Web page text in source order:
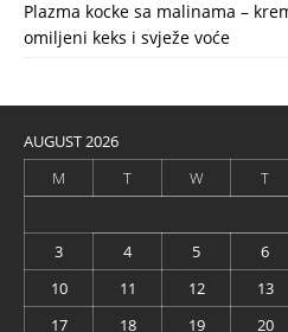
Plazma kocke sa malinama –
omiljeni keks i svježe voće
AUGUST 2026
M
T W T
3
4 5 6
10
11 12 13
17
18 19 20